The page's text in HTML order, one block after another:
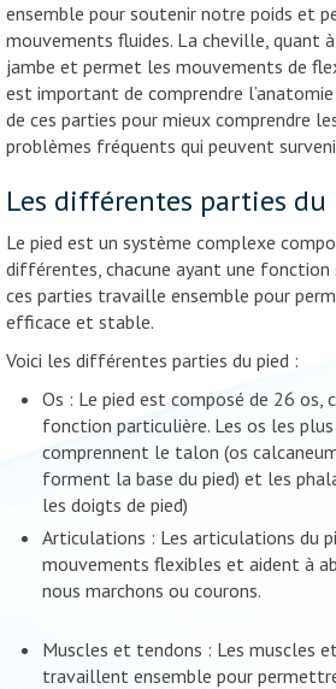
ensemble pour soutenir notre poids et
mouvements fluides. La cheville, quant
jambe et permet les mouvements de
est important de comprendre
de ces parties pour mieux comprendre
problèmes fréquents qui peuvent
Les différentes parties du
Le pied est un système complexe
différentes, chacune ayant une fonction
ces parties travaille ensemble pour
efficace et stable.
Voici les différentes parties du pied :
Os : Le pied est composé de 26 os,
fonction particulière. Les os les
comprennent le talon (os
forment la base du pied) et les
les doigts de pied)
Articulations : Les articulations du
mouvements flexibles et aident à
nous marchons ou courons.
Muscles et tendons : Les muscles
travaillent ensemble pour